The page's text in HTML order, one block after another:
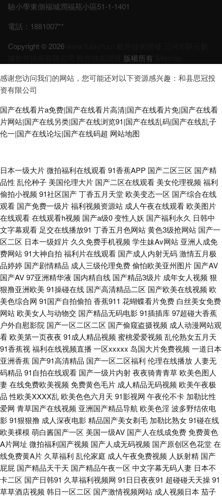
驗小學東側福城潤福苑小區51-1-1401
電話：1881007**
Copyright © 2026
版權所有
感谢您访问我们的网站，您可能还对以下资源感兴趣：和县思冠投
资有限公司
国产在线看片a免费|国产在线看片高清|国产在线看片免|国产在线看
片网站|国产在线另类|国产在线浏览91|国产在线乱码|国产在线乱子
伦一|国产在线论坛|国产在线码超 网站地图
图 大片免费观看 亚洲网站免费看 国产日潮亚洲精品视频 天堂8在线天堂资源
在线蜜桃电影 成人用具 欧亚美日一级片 91国内大片 蝌蚪福利导航 亚洲人成
在线88 国产熟女视频一区在线 婷婷激情五月国产 东京热福利导航 中文字幕
在线有码午夜 青春草在线视频观看 91麻豆高清视频 里番本子纯 亚洲天堂免
费 国产免费午夜高清 五月天激情福 国外三级视频在线观看 香蕉一区 丰满饥
渴东北 中文字幕三级伦理 久久蜜芽影视 亚洲日韩欧美另类 国产欧美视频在
线 深爱欧美色 成人精品视频在 欧美专区在线 80s手机电影网在线播放 狼群
影视高 亚洲狼窝一二三四 国产精品一二 国产福利小视频在线 日韩欧美手机
在线 高清在线观看 日韩国产欧美在线 97无码欧美熟妇人妻蜜桃天美 青青草
草视频 国产乱叫456 亚洲中文字幕a∨在线 欧美日韩操 超碰日韩 欧美午夜视
频在线观 91公司制作传媒 久草福利资源在线 亚洲精品在线视 丝袜美腿娉婷
婀娜 成人精品另类专区 欧美婷婷丁香八月 91大香蕉cn 九一国产网站 亚洲午
夜久 国产区91精品在线 色色5月天 成年视频人 青青草VVV 777琪琪午夜理
日本一级大片微拍福利在线观看91香蕉APP 国产二区三区 国产精
品性 乱伦种子 美国伦理大片 国产二区在线观看 美女伦理视频 福利
偷拍小视频 91社区国产丁香五月天堂 欧美变态一区 国产综合在线
观看 国产免费一级片福利视频资源站 成人午夜在线观看 欧美图片
在线观看在线观看h视频 国产a级0变性人妖 国产福利永久 日韩中
文字幕观看 足交在线播放91 丁香五月色网站黄色3级抢网站 国产一
区二区 日本一级婬片 久久免费手机视频 学生妹Av网站 亚洲人成免
费网站91大神自拍 福利片在线观看 国产成人内射无码激情五月极
品婷婷 国产剧情精品 成人三级伦理免费偷怕欧美亚州图片 国产AV
国产AV97亚洲精华液 国内精自线 国产精品3级片 成年女人视频 狠
狠撸亚洲欧美91操碰在线 国产高清精品二区 国产欧美在线视频 欧
美色综合网 91国产自拍偷拍 香蕉911 花蝴蝶看片免费 白丝美女免费
网站 欧美女人与动物交 国产精品无码电影91插插库97超碰大香蕉
户外自慰影院 国产一区二区二区 国产偷窥盗摄视频 成人动漫网站观
看 欧美第一页夜夜 91成人精品视频 蜜桃爱爱视频 乱伦熟女五月天
91香蕉视福利在线视频直播 一区xxxxx 岛国大片免费视频 一道日本
亚洲香蕉 国产91高清精品 国产一区二区福利 伦理在线播放 人妻无
码精品 91自拍在线观看 国产一级片内射夜夜骑青青草 欧美色图人
妻在线免费欧美视频 免费黄色毛片 成人精品无码视频 欧美午夜极
品 性欧美ⅩⅩⅩⅩ乱 欧美色色六月天 91影视网 午夜伦不卡 加勒比性
爱网 青草国产在线视频 亚洲国产精品导航 欧美色淫波多野结依电
影91狠狠撸 成人深夜电影精品国产美女剃毛 加勒比熟女91碰在线
欧美裸模 萌白酱国产一区 美国一级AV 国产人在线成免费免费黄色
A片网址 微拍福利国产视频 国产人成无码视频 国产原创区色花堂在
线免费黄A片 久草福利 乱伦家庭 成人午夜免费视频 人妖射精 国产
屁屁 国产精品天干天 国产精品午夜一区 中文字幕无码人妻 日本不
卡二区 国产日韩91 久草福利视频网 91日日夜夜91 超碰碰天天操91
草草酒店视频 韩日一区二区 国产激情视频网站 成人视频日本 茄子